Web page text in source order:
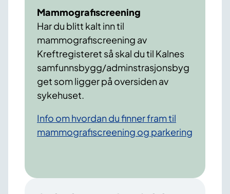
Mammografiscreening
Har du blitt kalt inn til
mammografiscreening av
Kreftregisteret så skal du til Kalnes
samfunnsbygg/adminstrasjonsbyg
get som ligger på oversiden av
sykehuset.
Info om hvordan du finner fram til
mammografiscreening og parkering